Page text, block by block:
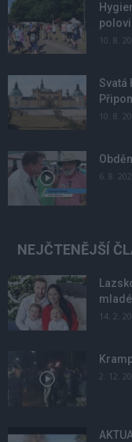
10. 8.
Svatá
10. 8.
6. 8.
NEJČTENĚJŠÍ
14. 2.
2. 12.